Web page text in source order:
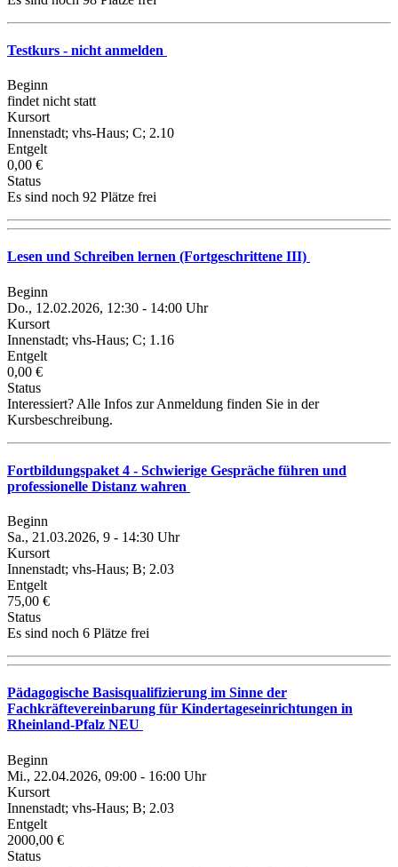
Testkurs - nicht anmelden
Beginn
findet nicht statt
Kursort
Innenstadt; vhs-Haus; C; 2.10
Entgelt
0,00 €
Status
Es sind noch 92 Plätze frei
Lesen und Schreiben lernen (Fortgeschrittene III)
Beginn
Do., 12.02.2026, 12:30 - 14:00 Uhr
Kursort
Innenstadt; vhs-Haus; C; 1.16
Entgelt
0,00 €
Status
Interessiert? Alle Infos zur Anmeldung finden Sie in der
Kursbeschreibung.
Fortbildungspaket 4 - Schwierige Gespräche führen und
professionelle Distanz wahren
Beginn
Sa., 21.03.2026, 9 - 14:30 Uhr
Kursort
Innenstadt; vhs-Haus; B; 2.03
Entgelt
75,00 €
Status
Es sind noch 6 Plätze frei
Pädagogische Basisqualifizierung im Sinne der
Fachkräftevereinbarung für Kindertageseinrichtungen in
Rheinland-Pfalz NEU
Beginn
Mi., 22.04.2026, 09:00 - 16:00 Uhr
Kursort
Innenstadt; vhs-Haus; B; 2.03
Entgelt
2000,00 €
Status